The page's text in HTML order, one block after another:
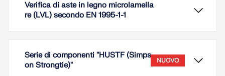
Verifica di aste in legno microlamella
re (LVL) secondo EN 1995-1-1
Serie di componenti "HUSTF (Simps
on Strongtie)"
NUOVO